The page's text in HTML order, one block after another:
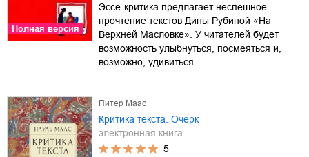
Полная версия
Эссе-критика предлагает неспешное
прочтение текстов Дины Рубиной «На
Верхней Масловке». У читателей будет
возможность улыбнуться, посмеяться и,
возможно, удивиться.
Питер Маас
Критика текста. Очерк
электронная книга
5